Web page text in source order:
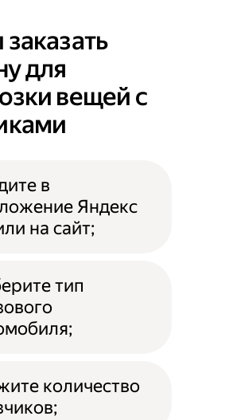
для
вещей с
в
Яндекс
на сайт;
тип
количество